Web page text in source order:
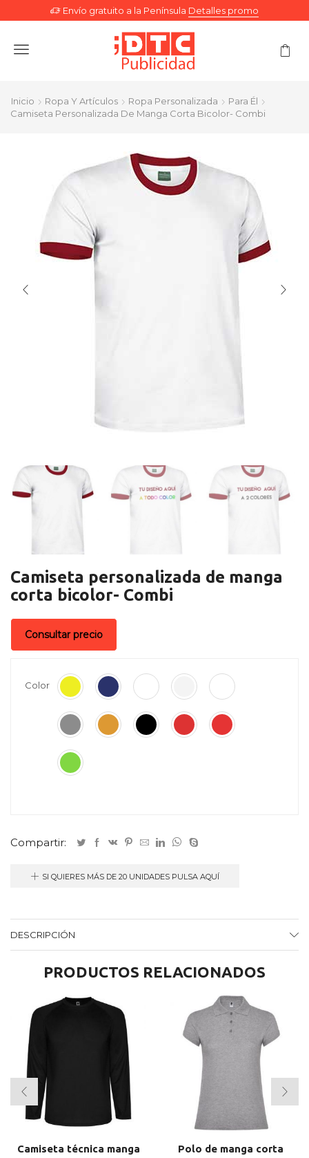
Envío gratuito a la Península Detalles promo
Menu
Inicio Ropa Y Artículos Ropa Personalizada
Para Él
Camiseta Personalizada De Manga Corta Bicolor- Combi
Camiseta personalizada de manga
corta bicolor- Combi
Consultar precio
Color
Compartir:
SI QUIERES MÁS DE 20 UNIDADES PULSA AQUÍ
DESCRIPCIÓN
PRODUCTOS RELACIONADOS
Camiseta técnica manga
Polo de manga corta